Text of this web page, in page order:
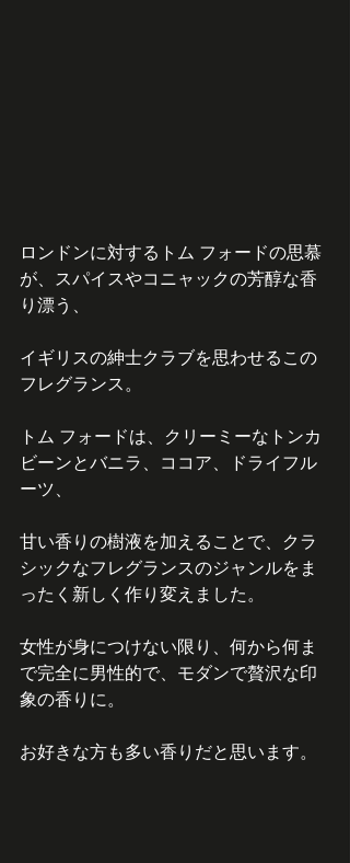
ロンドンに対するトム フォードの思慕
が、スパイスやコニャックの芳醇な香
り漂う、
イギリスの紳士クラブを思わせるこの
フレグランス。
トム フォードは、クリーミーなトンカ
ビーンとバニラ、ココア、ドライフル
ーツ、
甘い香りの樹液を加えることで、クラ
シックなフレグランスのジャンルをま
ったく新しく作り変えました。
女性が身につけない限り、何から何ま
で完全に男性的で、モダンで贅沢な印
象の香りに。
お好きな方も多い香りだと思います。